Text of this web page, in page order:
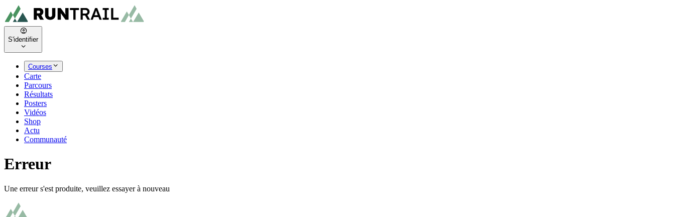
S'identifier
Courses
Carte
Parcours
Résultats
Posters
Vidéos
Shop
Actu
Communauté
Erreur
Une erreur s'est produite, veuillez essayer à nouveau